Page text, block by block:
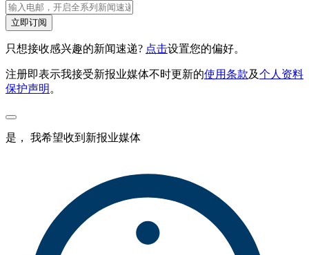
立即订阅
只想接收感兴趣的新闻速递? 点击设置您的偏好。
注册即表示我接受新报业媒体不时更新的使用条款及个人资料
保护声明 。
是， 我希望收到新报业媒体